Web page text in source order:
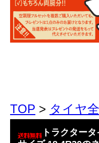
TOP > タイヤ
トラクター